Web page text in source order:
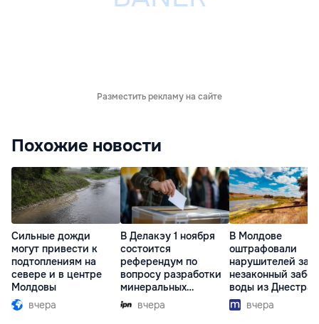
Разместить рекламу на сайте
Похожие новости
Сильные дожди
могут привести к
подтоплениям на
севере и в центре
Молдовы
вчера
В Делакэу 1 ноября
состоится
референдум по
вопросу разработки
минеральных
ресурсов
вчера
В Молдове
оштрафовали
нарушителей за
незаконный забор
воды из Днестра
вчера